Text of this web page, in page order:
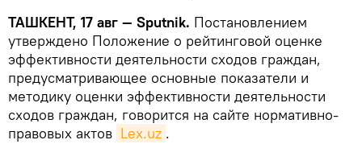
ТАШКЕНТ, 17 авг — Sputnik. Постановлением
утверждено Положение о рейтинговой оценке
эффективности деятельности сходов граждан,
предусматривающее основные показатели и
методику оценки эффективности деятельности
сходов граждан, говорится на сайте нормативно-
правовых актов Lex.uz .